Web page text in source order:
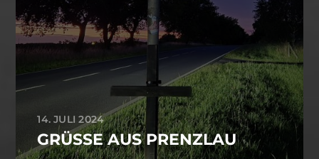
14. JULI 2024
GRÜSSE AUS PRENZLAU